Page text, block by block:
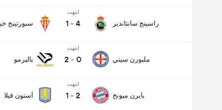
راسينج سانتاندير
انتهت
4
-
1 سبورتينج
ملبورن سيتي
انتهت
0
-
2 باليرمو
بايرن ميونخ
انتهت
2
-
1 أستون فيلا